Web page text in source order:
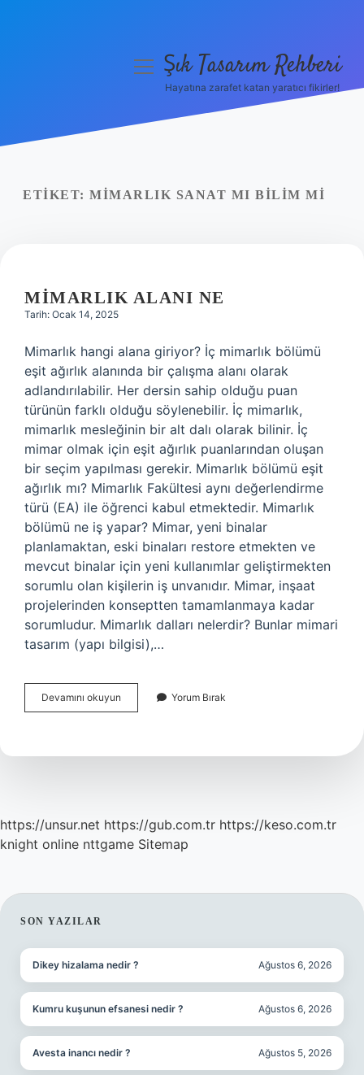
Yasal Uyarı
menüyüŞık Tasarım Rehberi
Hayatına zarafet katan yaratıcı fikirler!
ETIKET: MIMARLIK SANAT MI BILIM MI
MIMARLIK ALANI NE
Tarih: Ocak 14, 2025
Mimarlık hangi alana giriyor? İç mimarlık bölümü
eşit ağırlık alanında bir çalışma alanı olarak
adlandırılabilir. Her dersin sahip olduğu puan
türünün farklı olduğu söylenebilir. İç mimarlık,
mimarlık mesleğinin bir alt dalı olarak bilinir. İç
mimar olmak için eşit ağırlık puanlarından oluşan
bir seçim yapılması gerekir. Mimarlık bölümü eşit
ağırlık mı? Mimarlık Fakültesi aynı değerlendirme
türü (EA) ile öğrenci kabul etmektedir. Mimarlık
bölümü ne iş yapar? Mimar, yeni binalar
planlamaktan, eski binaları restore etmekten ve
mevcut binalar için yeni kullanımlar geliştirmekten
sorumlu olan kişilerin iş unvanıdır. Mimar, inşaat
projelerinden konseptten tamamlanmaya kadar
sorumludur. Mimarlık dalları nelerdir? Bunlar mimari
tasarım (yapı bilgisi),…
Devamını okuyun Mimarlık
Alanı
Yorum Bırak
https://unsur.net https://gub.com.tr https://keso.com.tr
knight online nttgame Sitemap
SIDEBAR
SON YAZILAR
Dikey hizalama nedir ? Ağustos 6, 2026
Kumru kuşunun efsanesi nedir ? Ağustos 6, 2026
Avesta inancı nedir ? Ağustos 5, 2026